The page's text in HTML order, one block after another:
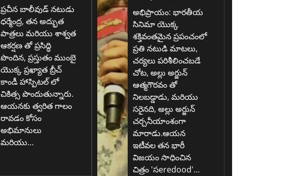
ప్రచీన బాలీవుడ్ నటుడు
ధర్మేంద్ర, తన అద్భుత
పాత్రలు మరియు శాశ్వత
ఆకర్షణ తో ప్రసిద్ధి
పొందిన, ప్రస్తుతం ముంబై
యొక్క ప్రఖ్యాత బ్రీచ్
కాండీ హాస్పిటల్ లో
చికిత్స పొందుతున్నారు.
ఆయనకు త్వరిత గాలం
రావడం కోసం
అభిమానులు
మరియు…
అభిప్రాయం: భారతీయ
సినిమా యొక్క
శక్తివంతమైన ప్రపంచంలో
ప్రతి నటుడి మాటలు,
చర్యలు పరిశీలించబడే
చోట, అల్లు అర్జున్
ఆత్మగౌరవం తో
నిలబడ్డాడు, మరియు
సరైనది, అల్లు అర్జున్
చర్చనీయాంశంగా
మారాడు.ఆయన
ఇటీవల తన భారీ
విజయం సాధించిన
చిత్రం 'సeredood'…